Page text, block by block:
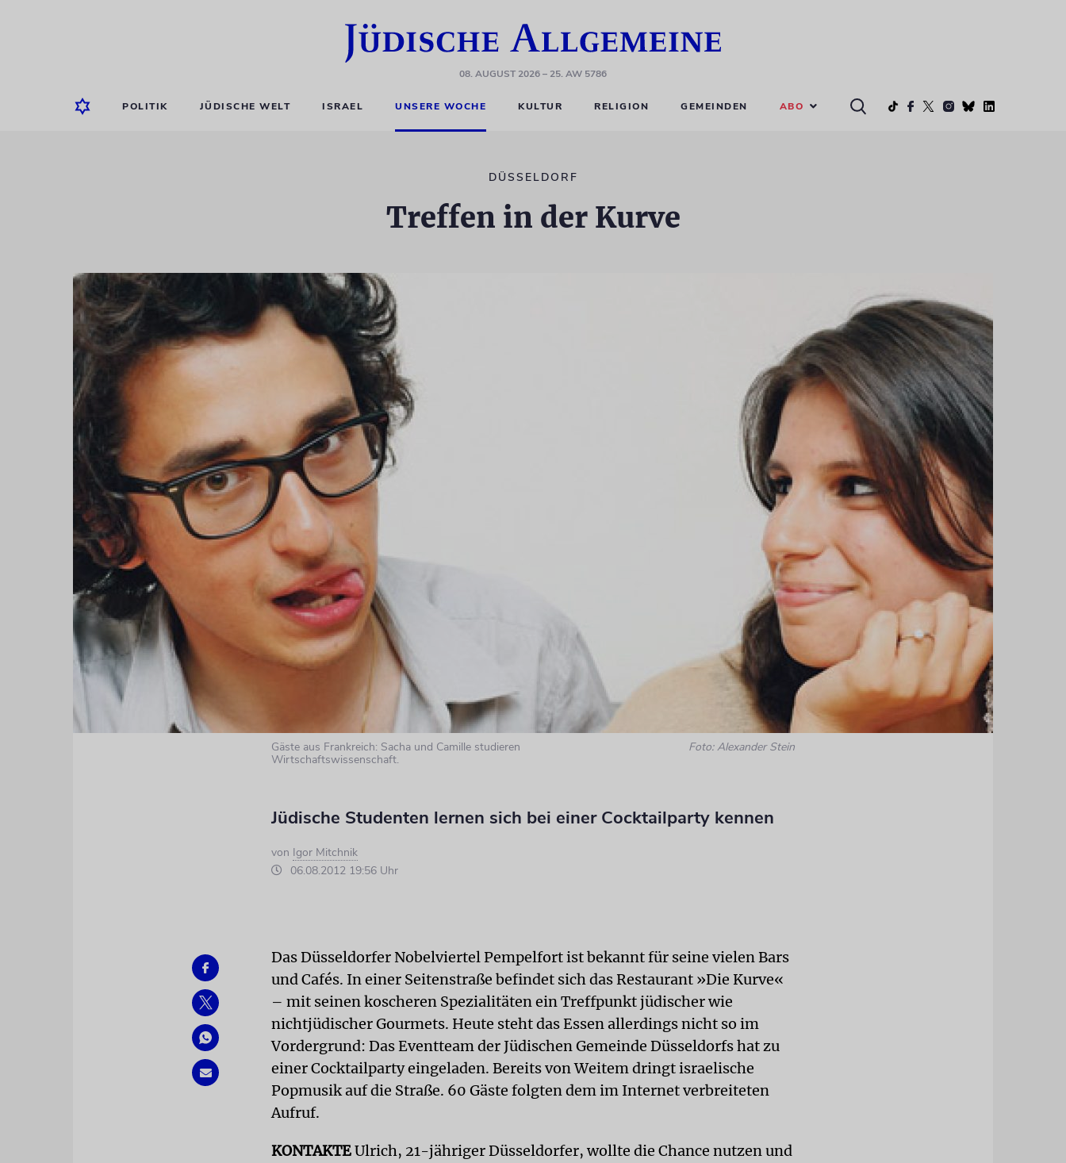
08. AUGUST 2026– 25. AW 5786
POLITIK JÜDISCHE WELT ISRAEL UNSERE WOCHE KULTUR RELIGION GEMEINDEN ABO
DÜSSELDORF
Treffen in der Kurve
Gäste aus Frankreich: Sacha und Camille studieren
Wirtschaftswissenschaft.
Foto: Alexander Stein
Jüdische Studenten lernen sich bei einer Cocktailparty kennen
von Igor Mitchnik
06.08.2012 19:56 Uhr
Das Düsseldorfer Nobelviertel Pempelfort ist bekannt für seine vielen Bars
und Cafés. In einer Seitenstraße befindet sich das Restaurant »Die Kurve«
– mit seinen koscheren Spezialitäten ein Treffpunkt jüdischer wie
nichtjüdischer Gourmets. Heute steht das Essen allerdings nicht so im
Vordergrund: Das Eventteam der Jüdischen Gemeinde Düsseldorfs hat zu
einer Cocktailparty eingeladen. Bereits von Weitem dringt israelische
Popmusik auf die Straße. 60 Gäste folgten dem im Internet verbreiteten
Aufruf.
KONTAKTEUlrich, 21-jähriger Düsseldorfer, wollte die Chance nutzen und